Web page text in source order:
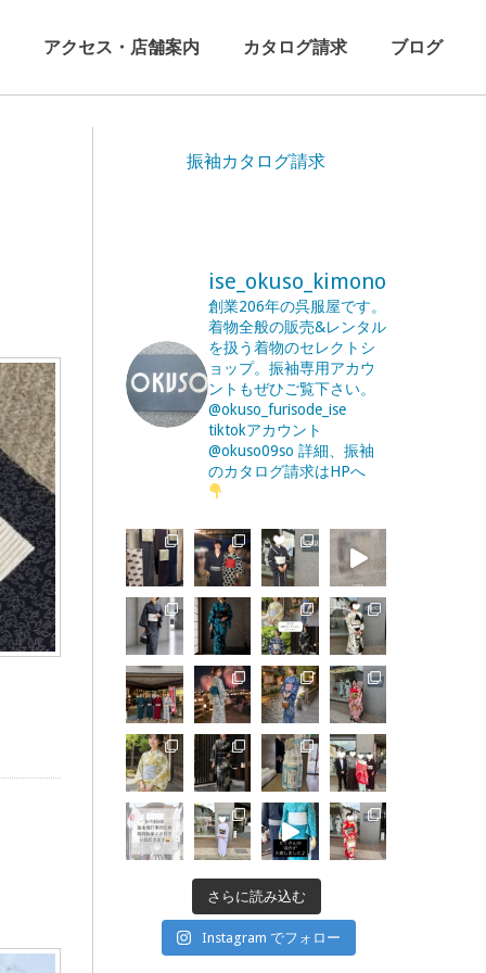
アクセス・店舗案内 カタログ請求 ブログ
振袖カタログ請求
ise_okuso_kimono
創業206年の呉服屋です。
着物全般の販売&レンタル
を扱う着物のセレクトシ
ョップ。振袖専用アカウ
ントもぜひご覧下さい。
@okuso_furisode_ise
tiktokアカウント
@okuso09so 詳細、振袖
のカタログ請求はHPへ
さらに読み込む
Instagram でフォロー